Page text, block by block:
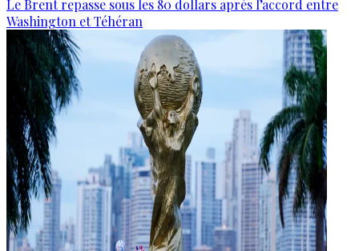
Le Brent repasse sous les 80 dollars après l’accord entre
Washington et Téhéran